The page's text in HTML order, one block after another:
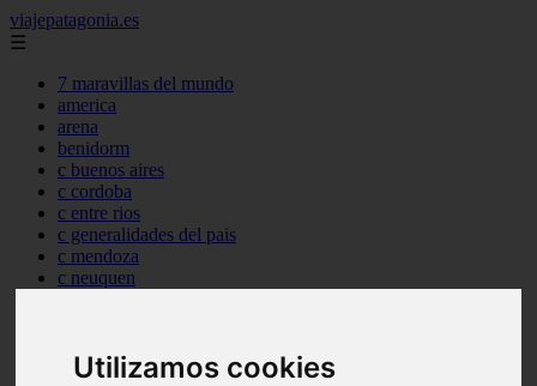
Utilizamos cookies
viajepatagonia.es
☰
7 maravillas del mundo
america
arena
benidorm
c buenos aires
c cordoba
c entre rios
c generalidades del pais
c mendoza
c neuquen
c tierra de fuego